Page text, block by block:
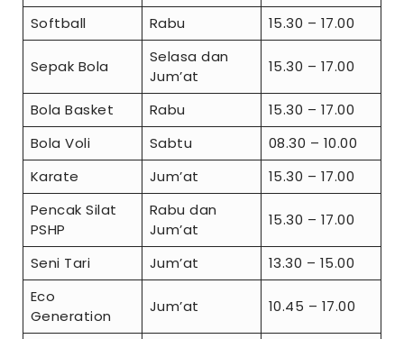
Softball
Rabu 15.30 – 17.00
Sepak Bola
Selasa dan
Jum’at
15.30 – 17.00
Bola Basket Rabu
15.30 – 17.00
Bola Voli
Sabtu
08.30 – 10.00
Karate
Jum’at
15.30 – 17.00
Pencak Silat
PSHP
Rabu dan
Jum’at
15.30 – 17.00
Seni Tari Jum’at
13.30 – 15.00
Eco
Generation
Jum’at 10.45 – 17.00